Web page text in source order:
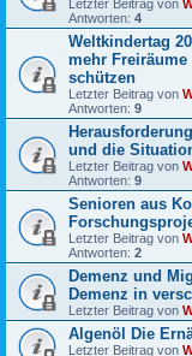
Letzter Beitrag von
Antworten: 4
Weltkindertag
mehr
schützen
Letzter Beitrag von
Antworten: 9
und die
Letzter Beitrag von
Antworten: 9
Senioren aus
Letzter Beitrag von
Antworten: 2
Demenz und
Demenz in
Letzter Beitrag von
Algenöl Die
Letzter Beitrag von